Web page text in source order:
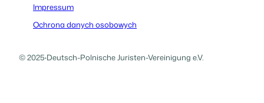
Impressum
Ochrona danych osobowych
© 2025·Deutsch-Polnische Juristen-Vereinigung e.V.